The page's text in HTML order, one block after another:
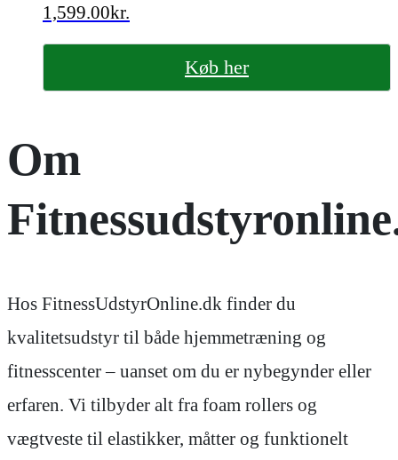
1,599.00kr.
Køb her
Om
Hos FitnessUdstyrOnline.dk finder du
kvalitetsudstyr til både hjemmetræning og
fitnesscenter – uanset om du er nybegynder eller
erfaren. Vi tilbyder alt fra foam rollers og
vægtveste til elastikker, måtter og funktionelt